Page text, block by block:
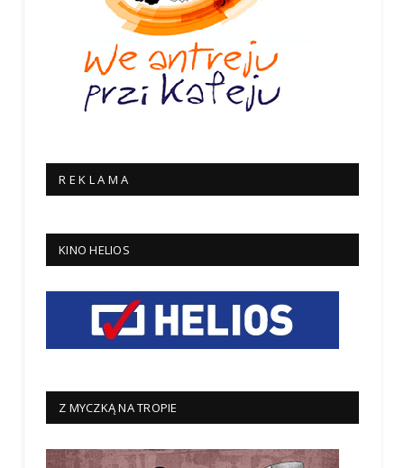
R E K L A M A
KINO HELIOS
Z MYCZKĄ NA TROPIE